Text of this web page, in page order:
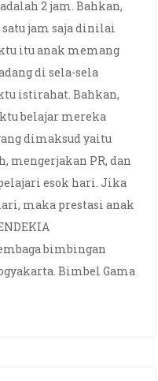
2 jam. Bahkan,
jam saja dinilai
itu anak memang
di sela-sela
istirahat. Bahkan,
belajar mereka
dimaksud yaitu
mengerjakan PR, dan
esok hari. Jika
maka prestasi anak
bimbingan
Bimbel Gama